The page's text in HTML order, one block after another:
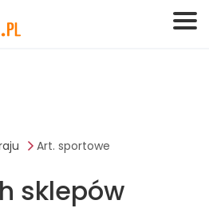
Art. sportowe
sklepów